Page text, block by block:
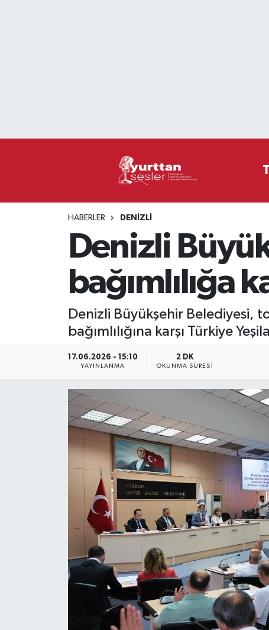
HABERLER DENIZLI
Denizli
bağımlılığa
Denizli Büyükşehir Belediyesi,
bağımlılığına karşı Türkiye
17.06.2026 - 15:10
YAYINLANMA
2 DK
OKUNMA SÜRESI
Süper Lig Puan Durumu ve Fikstür
Haber Arşivi